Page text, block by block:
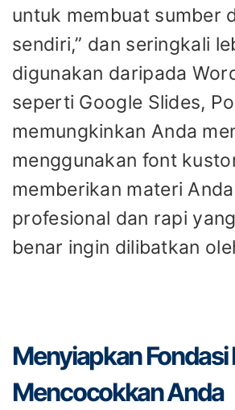
untuk membuat sumber
sendiri,” dan seringkali
digunakan daripada
seperti Google Slides,
memungkinkan Anda
menggunakan font
memberikan materi
profesional dan rapi
benar ingin dilibatkan
Menyiapkan Fondasi
Mencocokkan Anda